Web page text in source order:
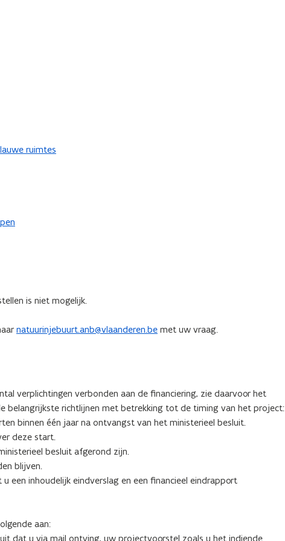
ruimtes
is niet mogelijk.
natuurinjebuurt.anb@vlaanderen.be met uw vraag.
verplichtingen verbonden aan de financiering, zie daarvoor het
belangrijkste richtlijnen met betrekking tot de timing van het project:
binnen één jaar na ontvangst van het ministerieel besluit.
deze start.
besluit afgerond zijn.
blijven.
een inhoudelijk eindverslag en een financieel eindrapport
aan:
dat u via mail ontving, uw projectvoorstel zoals u het indiende